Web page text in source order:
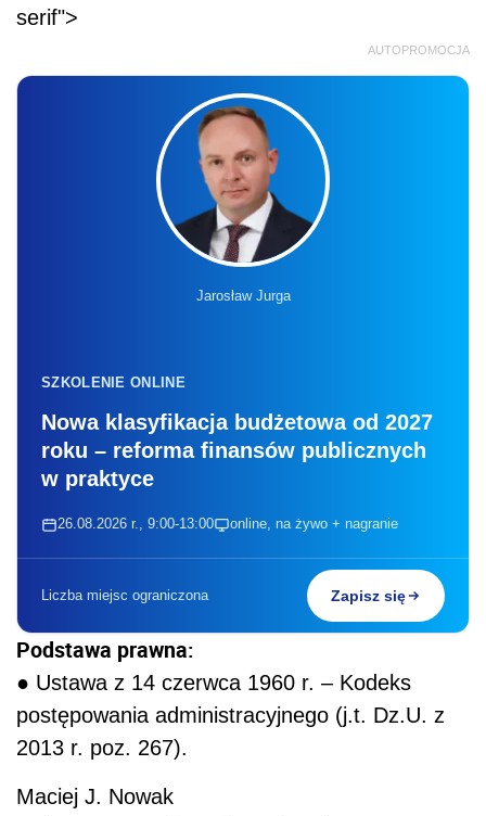
serif">
AUTOPROMOCJA
Jarosław Jurga
SZKOLENIE ONLINE
Nowa klasyfikacja budżetowa od 2027
roku – reforma finansów publicznych
w praktyce
26.08.2026 r., 9:00-13:00 online, na żywo + nagranie
Liczba miejsc ograniczona Zapisz się
Podstawa prawna:
● Ustawa z 14 czerwca 1960 r. – Kodeks
postępowania administracyjnego (j.t. Dz.U. z
2013 r. poz. 267).
Maciej J. Nowak